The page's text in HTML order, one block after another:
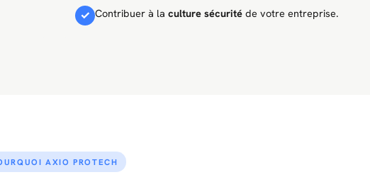
✓ Contribuer à la culture sécurité de votre entreprise.
AXIO PROTECH